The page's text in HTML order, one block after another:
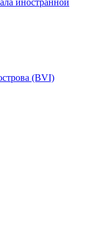
иностранной
(BVI)